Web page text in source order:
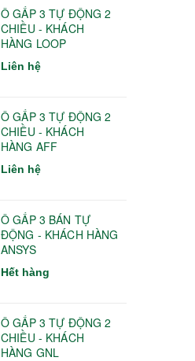
Ô GẤP 3 TỰ ĐỘNG 2
CHIỀU - KHÁCH
HÀNG LOOP
Liên hệ
Ô GẤP 3 TỰ ĐỘNG 2
CHIỀU - KHÁCH
HÀNG AFF
Liên hệ
Ô GẤP 3 BÁN TỰ
ĐỘNG - KHÁCH HÀNG
ANSYS
Hết hàng
Ô GẤP 3 TỰ ĐỘNG 2
CHIỀU - KHÁCH
HÀNG GNL